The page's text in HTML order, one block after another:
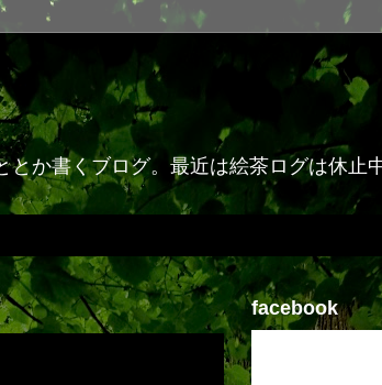
とか書くブログ。最近は絵茶ログは休止
facebook